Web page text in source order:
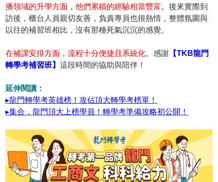
播領域的升學方面，他們累積的經驗相當豐富。後來實際到
訪後，櫃台人員親切友善，負責專員也很熱情，整體氛圍與
以往的補習班相比，沒有那種死氣沉沉的感覺。
在補課安排方面，流程十分便捷且系統化。感謝 【TKB龍門
轉學考補習班】這段時間的協助與陪伴！
延伸閱讀：
▸龍門轉學考英雄榜！攻佔頂大轉學考榜單！
▸集合，龍門頂大上榜學員！轉學考準備攻略初公開！